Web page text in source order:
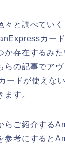
々と調べてい
カー
か存在するみた
らの記事でア
ードが使えな
ます。
らご紹介する
参考にすると